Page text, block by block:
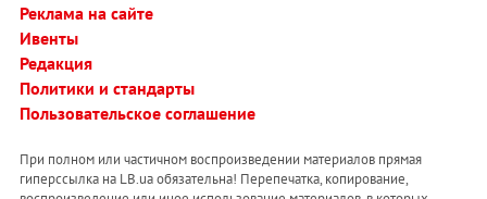
Реклама на сайте
Ивенты
Редакция
Политики и стандарты
Пользовательское соглашение
При полном или частичном воспроизведении материалов прямая
гиперссылка на LB.ua обязательна! Перепечатка, копирование,